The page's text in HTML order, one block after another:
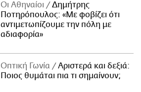
Οι Αθηναίοι
Δημήτρης
Ποτηρόπουλος: «Με φοβίζει ότι
αντιμετωπίζουμε την πόλη με
αδιαφορία»
Οπτική Γωνία
Αριστερά και δεξιά:
Ποιος θυμάται πια τι σημαίνουν;